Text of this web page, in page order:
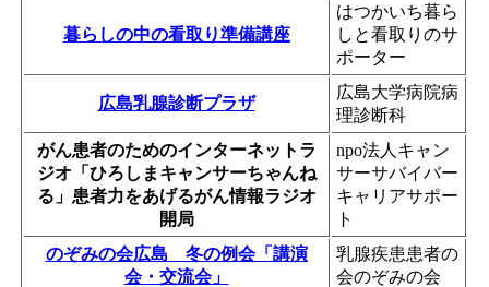
暮らしの中の看取り準備講座
はつかいち暮ら
しと看取りのサ
ポーター
広島乳腺診断プラザ
広島大学病院病
理診断科
がん患者のためのインターネットラ
ジオ「ひろしまキャンサーちゃんね
る」患者力をあげるがん情報ラジオ
開局
npo法人キャン
サーサバイバー
キャリアサポー
ト
のぞみの会広島 冬の例会「講演
会・交流会」
乳腺疾患患者の
会のぞみの会